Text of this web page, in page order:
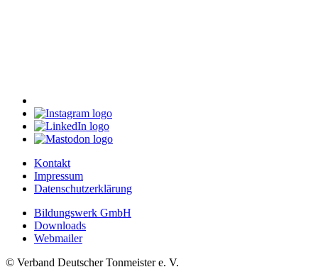
Kontakt
Impressum
Datenschutzerklärung
Bildungswerk GmbH
Downloads
Webmailer
© Verband Deutscher Tonmeister e. V.